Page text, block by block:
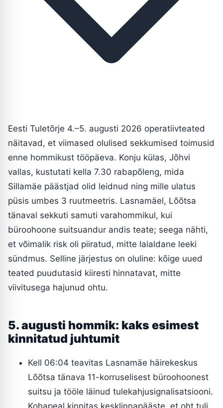
Eesti Tuletõrje 4.–5. augusti 2026 operatiivteated
näitavad, et viimased olulised sekkumised toimusid
enne hommikust tööpäeva. Konju külas, Jõhvi
vallas, kustutati kella 7.30 rabapõleng, mida
Sillamäe päästjad olid leidnud ning mille ulatus
püsis umbes 3 ruutmeetris. Lasnamäel, Lõõtsa
tänaval sekkuti samuti varahommikul, kui
büroohoone suitsuandur andis teate; seega nähti,
et võimalik risk oli piiratud, mitte laialdane leeki
sündmus. Selline järjestus on oluline: kõige uued
teated puudutasid kiiresti hinnatavat, mitte
viivitusega hajunud ohtu.
5. augusti hommik: kaks esimest
kinnitatud juhtumit
Kell 06:04 teavitas Lasnamäe häirekeskus
Lõõtsa tänava 11-korruselisest büroohoonest
suitsu ja tööle läinud tulekahjusignalisatsiooni.
Kohapeal kinnitas kesklinnapääste, et oht tuli